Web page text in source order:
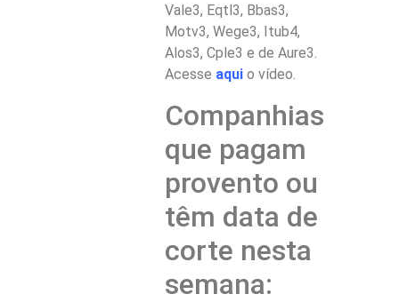
Vale3, Eqtl3, Bbas3,
Motv3, Wege3, Itub4,
Alos3, Cple3 e de Aure3.
Acesse aqui o vídeo.
Companhias
que pagam
provento ou
têm data de
corte nesta
semana: